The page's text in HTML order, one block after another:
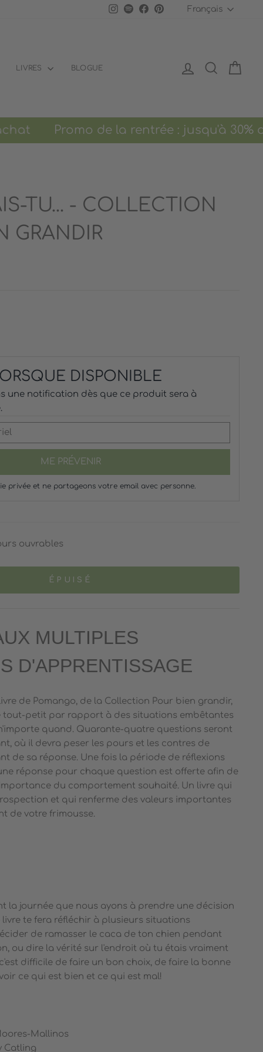
Instagram
SpotifyFacebook
PinterestFrançais
LIVRES BLOGUE SE CONNECTER
Promo de la rentrée : jusqu'à 30%
TU... - COLLECTION
GRANDIR
DISPONIBLE
une notification dès que ce produit sera à
ME PRÉVENIR
privée et ne partageons votre email avec personne.
ouvrables
ÉPUISÉ
MULTIPLES
D'APPRENTISSAGE
de Pomango, de la Collection Pour bien grandir,
tout-petit par rapport à des situations embêtantes
quand. Quarante-quatre questions seront
où il devra peser les pours et les contres de
de sa réponse. Une fois la période de réflexions
réponse pour chaque question est offerte afin de
du comportement souhaité. Un livre qui
et qui renferme des valeurs importantes
de votre frimousse.
la journée que nous ayons à prendre une décision
livre te fera réfléchir à plusieurs situations
de ramasser le caca de ton chien pendant
ou dire la vérité sur l'endroit où tu étais vraiment
difficile de faire un bon choix, de faire la bonne
ce qui est bien et ce qui est mal!
Mallinos
Catling